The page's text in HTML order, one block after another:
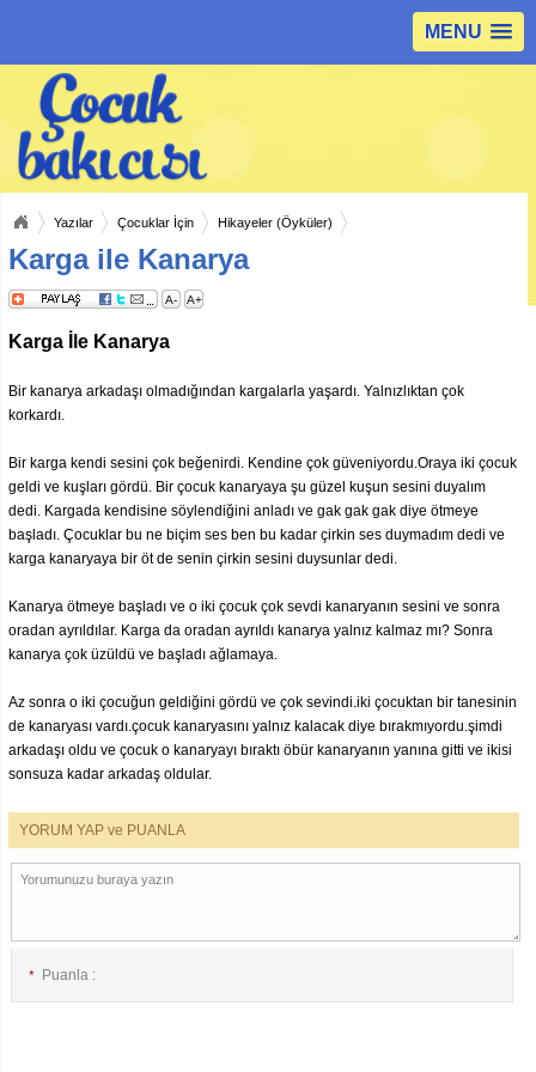
MENU
Yazılar Çocuklar İçin Hikayeler (Öyküler)
Karga ile Kanarya
A- A+
Karga İle Kanarya
Bir kanarya arkadaşı olmadığından kargalarla yaşardı. Yalnızlıktan çok
korkardı.
Bir karga kendi sesini çok beğenirdi. Kendine çok güveniyordu.Oraya iki çocuk
geldi ve kuşları gördü. Bir çocuk kanaryaya şu güzel kuşun sesini duyalım
dedi. Kargada kendisine söylendiğini anladı ve gak gak gak diye ötmeye
başladı. Çocuklar bu ne biçim ses ben bu kadar çirkin ses duymadım dedi ve
karga kanaryaya bir öt de senin çirkin sesini duysunlar dedi.
Kanarya ötmeye başladı ve o iki çocuk çok sevdi kanaryanın sesini ve sonra
oradan ayrıldılar. Karga da oradan ayrıldı kanarya yalnız kalmaz mı? Sonra
kanarya çok üzüldü ve başladı ağlamaya.
Az sonra o iki çocuğun geldiğini gördü ve çok sevindi.iki çocuktan bir tanesinin
de kanaryası vardı.çocuk kanaryasını yalnız kalacak diye bırakmıyordu.şimdi
arkadaşı oldu ve çocuk o kanaryayı bıraktı öbür kanaryanın yanına gitti ve ikisi
sonsuza kadar arkadaş oldular.
YORUM YAP ve PUANLA
* Puanla :